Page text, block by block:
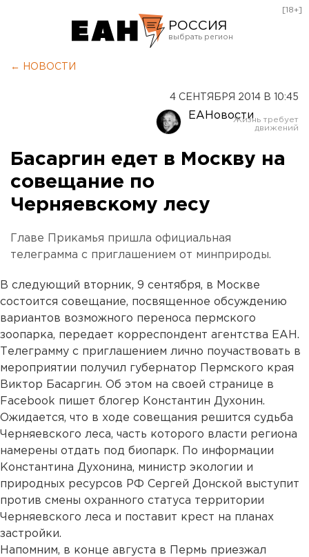
РОССИЯ
Оренбург
[18+]
← НОВОСТИ
4 СЕНТЯБРЯ 2014 В 10:45
ЕАНовости
Басаргин едет в Москву на
совещание по
Черняевскому лесу
Главе Прикамья пришла официальная
телеграмма с приглашением от минприроды.
В следующий вторник, 9 сентября, в Москве
состоится совещание, посвященное обсуждению
вариантов возможного переноса пермского
зоопарка, передает корреспондент агентства ЕАН.
Телеграмму с приглашением лично поучаствовать в
мероприятии получил губернатор Пермского края
Виктор Басаргин. Об этом на своей странице в
Facebook пишет блогер Константин Духонин.
Ожидается, что в ходе совещания решится судьба
Черняевского леса, часть которого власти региона
намерены отдать под биопарк. По информации
Константина Духонина, министр экологии и
природных ресурсов РФ Сергей Донской выступит
против смены охранного статуса территории
Черняевского леса и поставит крест на планах
застройки.
Напомним, в конце августа в Пермь приезжал